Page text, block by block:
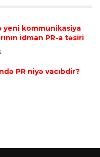
yeni kommunikasiya
idman PR-a təsiri
PR niyə vacıbdir?